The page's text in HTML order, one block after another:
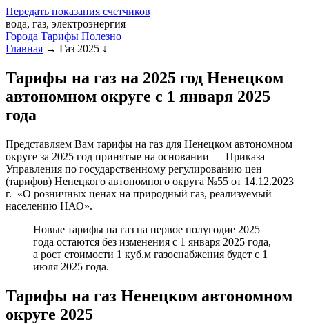
Передать показания счетчиков
вода, газ, электроэнергия
Города Тарифы Полезно
Главная → Газ 2025 ↓
Тарифы на газ на 2025 год Ненецком
автономном округе с 1 января 2025
года
Представляем Вам тарифы на газ для Ненецком автономном
округе за 2025 год принятые на основании — Приказа
Управления по государственному регулированию цен
(тарифов) Ненецкого автономного округа №55 от 14.12.2023
г. «О розничных ценах на природный газ, реализуемый
населению НАО».
Новые тарифы на газ на первое полугодие 2025
года остаются без изменения с 1 января 2025 года,
а рост стоимости 1 куб.м газоснабжения будет с 1
июля 2025 года.
Тарифы на газ Ненецком автономном
округе 2025